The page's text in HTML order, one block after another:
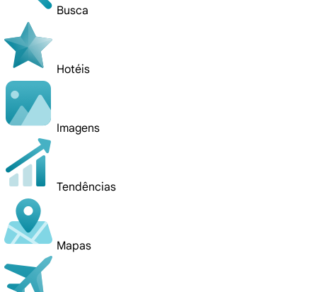
Busca
Hotéis
Imagens
Tendências
Mapas